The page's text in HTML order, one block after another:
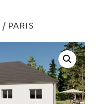
/ PARIS